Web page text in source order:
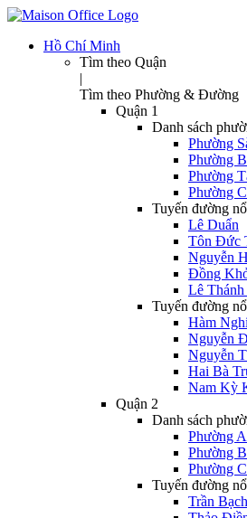
Hồ Chí Minh
Tìm theo Quận
|
Tìm theo Phường & Đường
Quận 1
Danh sách
Phường
Phường
Phường
Phường
Tuyến đường
Lê Duẩn
Tôn Đức
Nguyễn
Đồng
Lê Thánh
Tuyến đường
Hàm Nghi
Nguyễn
Nguyễn
Hai Bà
Nam Kỳ
Quận 2
Danh sách
Phường
Phường
Phường
Tuyến đường
Trần